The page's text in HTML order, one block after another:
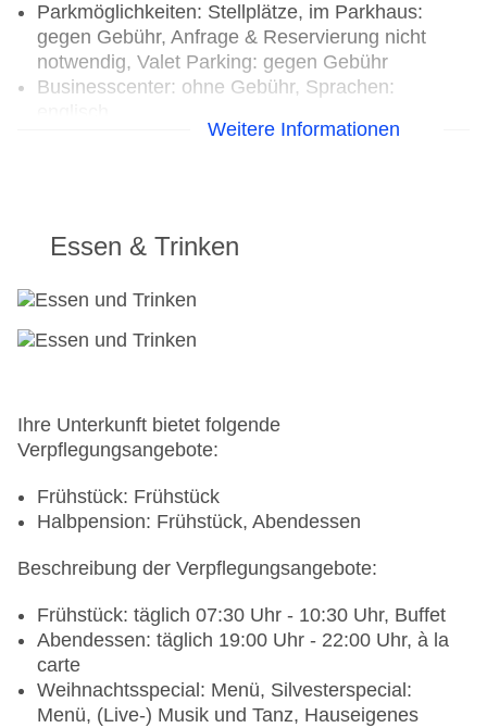
Parkmöglichkeiten: Stellplätze, im Parkhaus:
gegen Gebühr, Anfrage & Reservierung nicht
notwendig, Valet Parking: gegen Gebühr
Businesscenter: ohne Gebühr, Sprachen:
Tagungseinrichtungen: Konferenzräume: 4,
Landeskategorie: 5 Sterne
Weitere Informationen
Essen & Trinken
Ihre Unterkunft bietet folgende
Verpflegungsangebote:
Frühstück: Frühstück
Halbpension: Frühstück, Abendessen
Beschreibung der Verpflegungsangebote:
Frühstück: täglich 07:30 Uhr - 10:30 Uhr, Buffet
Abendessen: täglich 19:00 Uhr - 22:00 Uhr, à la
carte
Weihnachtsspecial: Menü, Silvesterspecial:
Menü, (Live-) Musik und Tanz, Hauseigenes